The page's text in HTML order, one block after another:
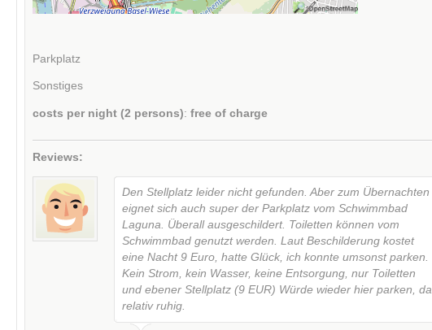
Parkplatz
Sonstiges
costs per night (2 persons): free of charge
Reviews:
Den Stellplatz leider nicht gefunden. Aber zum Übernachten
eignet sich auch super der Parkplatz vom Schwimmbad
Laguna. Überall ausgeschildert. Toiletten können vom
Schwimmbad genutzt werden. Laut Beschilderung kostet
eine Nacht 9 Euro, hatte Glück, ich konnte umsonst parken.
Kein Strom, kein Wasser, keine Entsorgung, nur Toiletten
und ebener Stellplatz (9 EUR) Würde wieder hier parken, da
relativ ruhig.